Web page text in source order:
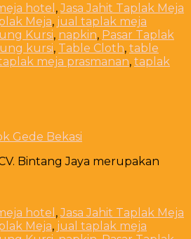
hotel ,Jasa Jahit Taplak Meja
Meja, jual taplak meja
Kursi, napkin, Pasar Taplak
kursi, Table Cloth, table
meja prasmanan, taplak
Gede Bekasi
Bintang Jaya merupakan
hotel ,Jasa Jahit Taplak Meja
Meja, jual taplak meja